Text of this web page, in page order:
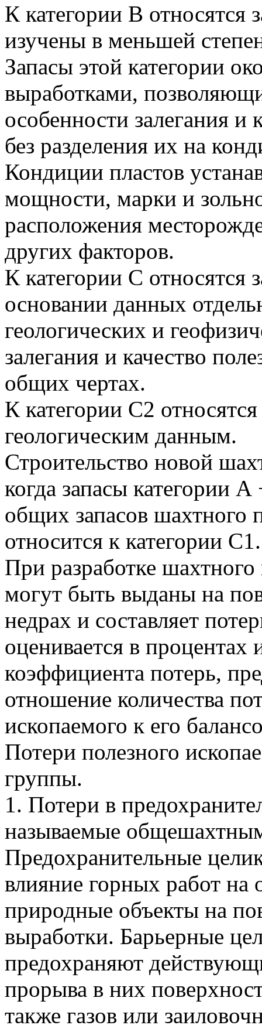
К категории В относятся
изучены в меньшей
Запасы этой категории
выработками,
особенности залегания и
без разделения их на
Кондиции пластов
мощности, марки и
расположения
других факторов.
К категории С относятся
основании данных
геологических и
залегания и качество
общих чертах.
К категории С2
геологическим данным.
Строительство новой
когда запасы категории
общих запасов шахтного
относится к категории С1.
При разработке
могут быть выданы на
недрах и составляет
оценивается в процентах
коэффициента потерь,
отношение количества
ископаемого к его
Потери полезного
группы.
1. Потери в
называемые
Предохранительные
влияние горных работ на
природные объекты на
выработки. Барьерные
предохраняют
прорыва в них
также газов или